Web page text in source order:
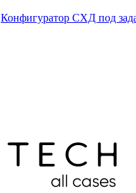
Конфигуратор СХД под